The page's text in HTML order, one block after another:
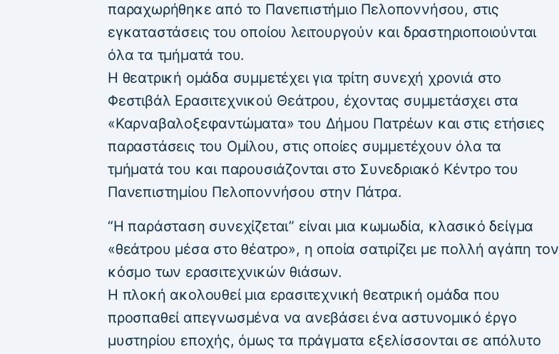
παραχωρήθηκε από το Πανεπιστήμιο Πελοποννήσου, στις
εγκαταστάσεις του οποίου λειτουργούν και δραστηριοποιούνται
όλα τα τμήματά του.
Η θεατρική ομάδα συμμετέχει για τρίτη συνεχή χρονιά στο
Φεστιβάλ Ερασιτεχνικού Θεάτρου, έχοντας συμμετάσχει στα
«Καρναβαλοξεφαντώματα» του Δήμου Πατρέων και στις ετήσιες
παραστάσεις του Ομίλου, στις οποίες συμμετέχουν όλα τα
τμήματά του και παρουσιάζονται στο Συνεδριακό Κέντρο του
Πανεπιστημίου Πελοποννήσου στην Πάτρα.
“Η παράσταση συνεχίζεται” είναι μια κωμωδία, κλασικό δείγμα
«θεάτρου μέσα στο θέατρο», η οποία σατιρίζει με πολλή αγάπη τον
κόσμο των ερασιτεχνικών θιάσων.
Η πλοκή ακολουθεί μια ερασιτεχνική θεατρική ομάδα που
προσπαθεί απεγνωσμένα να ανεβάσει ένα αστυνομικό έργο
μυστηρίου εποχής, όμως τα πράγματα εξελίσσονται σε απόλυτο